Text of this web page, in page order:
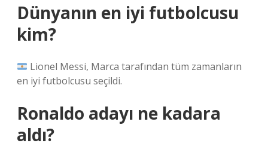
Dünyanın en iyi futbolcusu
kim?
Lionel Messi, Marca tarafından tüm zamanların
en iyi futbolcusu seçildi.
Ronaldo adayı ne kadara
aldı?